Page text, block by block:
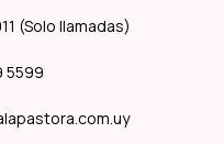
(Solo llamadas)
5599